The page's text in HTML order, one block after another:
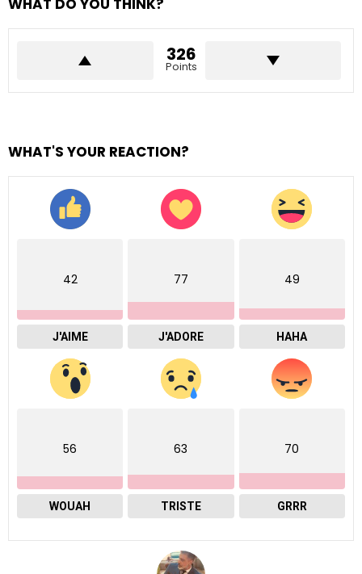
WHAT DO YOU THINK?
326
Points
WHAT'S YOUR REACTION?
42
J'AIME
77
J'ADORE
49
HAHA
56
WOUAH
63
TRISTE
70
GRRR